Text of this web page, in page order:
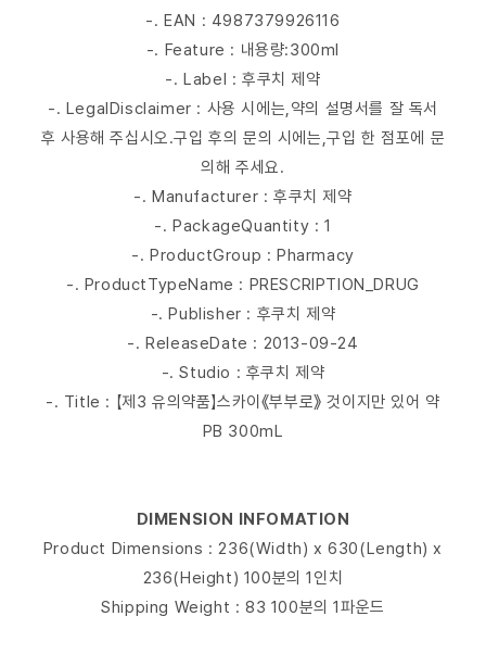
-. EAN : 4987379926116
-. Feature : 내용량:300ml
-. Label : 후쿠치 제약
-. LegalDisclaimer : 사용 시에는,약의 설명서를 잘 독서
후 사용해 주십시오.구입 후의 문의 시에는,구입 한 점포에 문
의해 주세요.
-. Manufacturer : 후쿠치 제약
-. PackageQuantity : 1
-. ProductGroup : Pharmacy
-. ProductTypeName : PRESCRIPTION_DRUG
-. Publisher : 후쿠치 제약
-. ReleaseDate : 2013-09-24
-. Studio : 후쿠치 제약
-. Title : 【제3 유의약품】스카이《부부로》 것이지만 있어 약
PB 300mL
DIMENSION INFOMATION
Product Dimensions : 236(Width) x 630(Length) x
236(Height) 100분의 1인치
Shipping Weight : 83 100분의 1파운드